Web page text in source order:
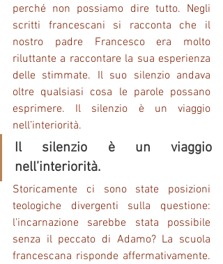
perché non possiamo dire tutto. Negli
scritti francescani si racconta che il
nostro padre Francesco era molto
riluttante a raccontare la sua esperienza
delle stimmate. Il suo silenzio andava
oltre qualsiasi cosa le parole possano
esprimere. Il silenzio è un viaggio
nell’interiorità.
Il silenzio è un viaggio
nell’interiorità.
Storicamente ci sono state posizioni
teologiche divergenti sulla questione:
l'incarnazione sarebbe stata possibile
senza il peccato di Adamo? La scuola
francescana risponde affermativamente.